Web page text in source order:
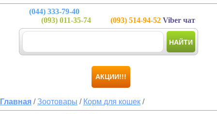
(044) 333-79-40
(093) 011-35-74 (093) 514-94-52 Viber чат
НАЙТИ
АКЦИИ!!!
Главная /Зоотовары / Корм для кошек /